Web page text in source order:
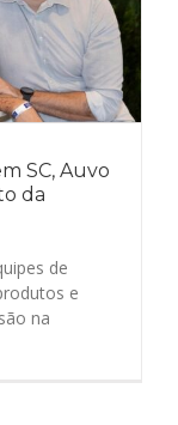
SC, Auvo
da
de
e
na